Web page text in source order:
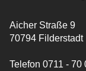
Aicher Straße 9
70794 Filderstadt
Telefon 0711 - 70